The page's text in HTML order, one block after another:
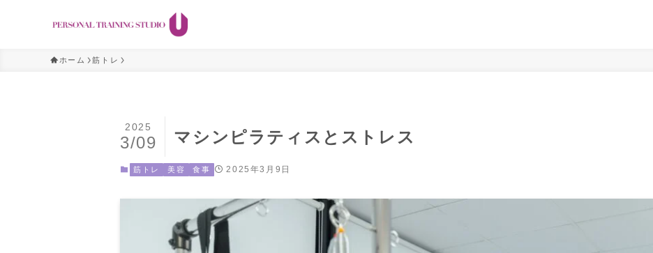
ホーム 筋トレ
マシンピラティスとストレス
2025
3/09
筋トレ 美容 食事 2025年3月9日